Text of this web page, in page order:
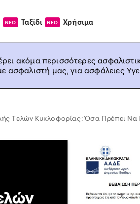
ΝΕΟ Ταξίδι ΝΕΟ Χρήσιμα
ακόμα περισσότερες
μας, για ασφάλειες
Τελών Κυκλοφορίας: Όσα Πρέπει Να